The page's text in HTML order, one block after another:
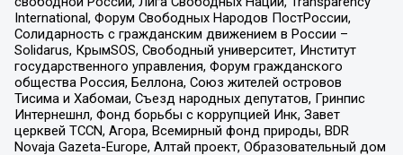
International, Форум Свободных Народов ПостРоссии,
Солидарность с гражданским движением в России –
Solidarus, КрымSOS, Свободный университет, Институт
государственного управления, Форум гражданского
общества Россия, Беллона, Союз жителей островов
Тисима и Хабомаи, Съезд народных депутатов, Гринпис
Интернешнл, Фонд борьбы с коррупцией Инк, Завет
церквей TCCN, Агора, Всемирный фонд природы, BDR
Novaja Gazeta-Europe, Алтай проект, Образовательный дом